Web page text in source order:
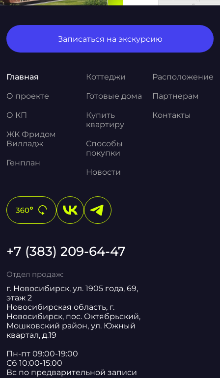
Записаться на экскурсию
Главная
О проекте
О КП
ЖК Фридом
Вилладж
Генплан
Коттеджи
Готовые дома
Купить
квартиру
Способы
покупки
Новости
Расположение
Партнерам
Контакты
+7 (383) 209-64-47
Отдел продаж:
г. Новосибирск, ул. 1905 года, 69,
этаж 2
Новосибирская область, г.
Новосибирск, пос. Октябрьский,
Мошковский район, ул. Южный
квартал, д.19
Пн-пт 09:00-19:00
Сб 10:00-15:00
Вс по предварительной записи